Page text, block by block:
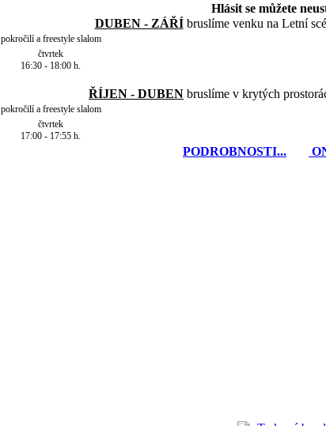
Hlásit se můžete
DUBEN - ZÁŘÍbruslíme venku na Letní
pokročilí a freestyle slalom
čtvrtek
16:30 - 18:00 h.
ŘÍJEN - DUBEN bruslíme v krytých
pokročilí a freestyle slalom
čtvrtek
17:00 - 17:55 h.
PODROBNOSTI...